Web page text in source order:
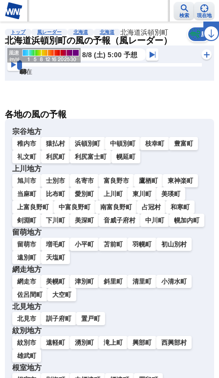
検索 現在地
雨雲レーダー 台風情報 地震情報 警報・注意報 2週間天気 ラ
トップ 風レーダー 北海道 北海道 北海道浜頓別町
北海道浜頓別町の風の予報（風レーダー）
風
8/8 (土) 5:00 予想
現在
6h
12
24
36
48
60
72
各地の風の予報
宗谷地方
稚内市 猿払村 浜頓別町 中頓別町 枝幸町
豊富町
礼文町
利尻町 利尻富士町 幌延町
上川地方
旭川市 士別市 名寄市 富良野市 鷹栖町
東神楽町
当麻町
比布町 愛別町 上川町 東川町
美瑛町
上富良野町
中富良野町 南富良野町 占冠村
和寒町
剣淵町
下川町 美深町 音威子府村 中川町 幌加内町
留萌地方
留萌市 増毛町 小平町 苫前町 羽幌町
初山別村
遠別町
天塩町
網走地方
網走市 美幌町 津別町 斜里町 清里町
小清水町
佐呂間町
大空町
北見地方
北見市 訓子府町 置戸町
紋別地方
紋別市 遠軽町 湧別町 滝上町 興部町
西興部村
雄武町
根室地方